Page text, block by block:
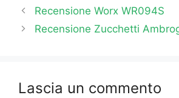
Recensione Worx WR094S
Recensione Zucchetti
Lascia un commento